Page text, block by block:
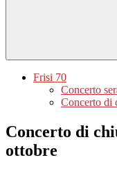
Frisi 70
Concerto
Concerto di
Concerto di
ottobre